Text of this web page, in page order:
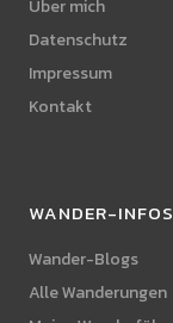
Über mich
Datenschutz
Impressum
Kontakt
WANDER-INFOS
Wander-Blogs
Alle Wanderungen